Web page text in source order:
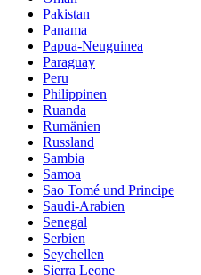
Pakistan
Panama
Papua-Neuguinea
Paraguay
Peru
Philippinen
Ruanda
Rumänien
Russland
Sambia
Samoa
Sao Tomé und Principe
Saudi-Arabien
Senegal
Serbien
Seychellen
Sierra Leone